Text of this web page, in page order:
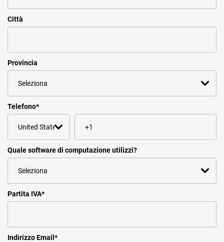
Città
Provincia
Telefono*
Quale software di computazione utilizzi?
Partita IVA*
Indirizzo Email *